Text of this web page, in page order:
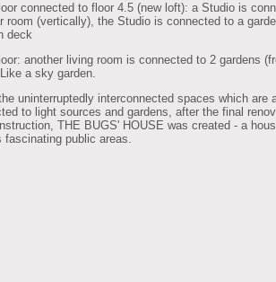
connected to floor 4.5 (new loft): a Studio is
room (vertically), the Studio is connected to a
deck
another living room is connected to 2 gardens
a sky garden.
uninterruptedly interconnected spaces which are
to light sources and gardens, after the final
THE BUGS' HOUSE was created - a
fascinating public areas.